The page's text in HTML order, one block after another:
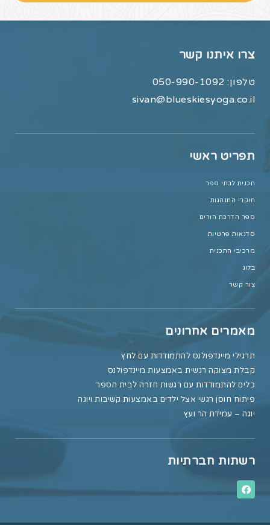
צרו איתנו קשר
טלפון:
sivan@blueskiesyoga.co.il
תפריט ראשי
תכנית לבתי ספר
חוקרי התנהגות
ספר הדרכת הורים
סדנאות פרטיות
מרכיבי התכנית
בלוג
צור קשר
מאמרים אחרונים
תרגילי מיינדפולנס להתמודדות עם לחץ
קבלת מצוקה רגשית באמצעות מיינדפולנס
כלים להתמודדות עם רגשות חזרה לבית הספר
פיתוח חוסן רגשי אצל ילדים באמצעות קשיבות ויוגה
יוגה – עמידת הר ועץ
רשתות חברתיות